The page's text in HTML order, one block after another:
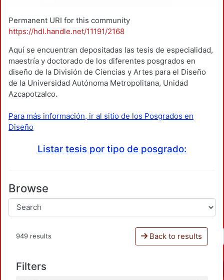
Permanent URI for this community
https://hdl.handle.net/11191/2168
Aquí se encuentran depositadas las tesis de especialidad,
maestría y doctorado de los diferentes posgrados en
diseño de la División de Ciencias y Artes para el Diseño
de la Universidad Autónoma Metropolitana, Unidad
Azcapotzalco.
Para más información, ir al sitio de los Posgrados en
Diseño
Listar tesis por tipo de posgrado:
Browse
949 results Back to results
Filters